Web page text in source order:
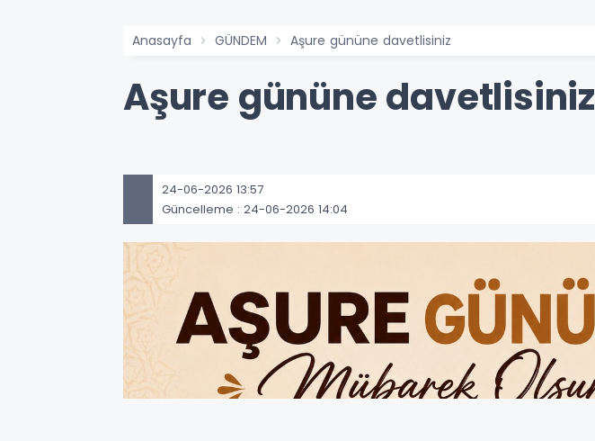
Anasayfa GÜNDEM Aşure gününe davetlisiniz
Aşure gününe davetlisiniz
24-06-2026 13:57
Güncelleme : 24-06-2026 14:04